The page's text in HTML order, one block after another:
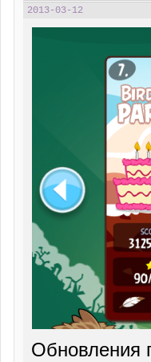
2013-03-12
Обновления